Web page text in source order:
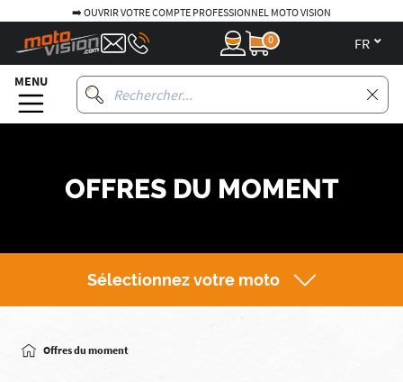
➡️ OUVRIR VOTRE COMPTE PROFESSIONNEL MOTO VISION
0
MENU
OFFRES DU MOMENT
Sélectionnez votre moto
Offres du moment